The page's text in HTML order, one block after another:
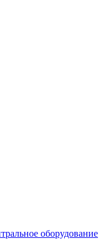
оборудование